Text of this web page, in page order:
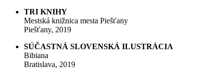
TRI KNIHY
Mestská knižnica mesta Piešťany
Piešťany, 2019
SÚČASTNÁ SLOVENSKÁ ILUSTRÁCIA
Bibiana
Bratislava, 2019